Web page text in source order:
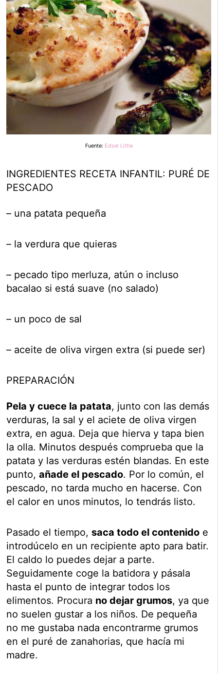
Fuente: Edsel Little
INGREDIENTES RECETA INFANTIL: PURÉ DE
PESCADO
– una patata pequeña
– la verdura que quieras
– pecado tipo merluza, atún o incluso
bacalao si está suave (no salado)
– un poco de sal
– aceite de oliva virgen extra (si puede ser)
PREPARACIÓN
Pela y cuece la patata, junto con las demás
verduras, la sal y el aciete de oliva virgen
extra, en agua. Deja que hierva y tapa bien
la olla. Minutos después comprueba que la
patata y las verduras estén blandas. En este
punto,añade el pescado. Por lo común, el
pescado, no tarda mucho en hacerse. Con
el calor en unos minutos, lo tendrás listo.
Pasado el tiempo, saca todo el contenido e
introdúcelo en un recipiente apto para batir.
El caldo lo puedes dejar a parte.
Seguidamente coge la batidora y pásala
hasta el punto de integrar todos los
elimentos. Procura no dejar grumos, ya que
no suelen gustar a los niños. De pequeña
no me gustaba nada encontrarme grumos
en el puré de zanahorias, que hacía mi
madre.